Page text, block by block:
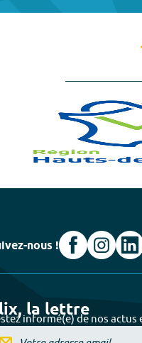
nous !
la lettre
informé(e) de nos